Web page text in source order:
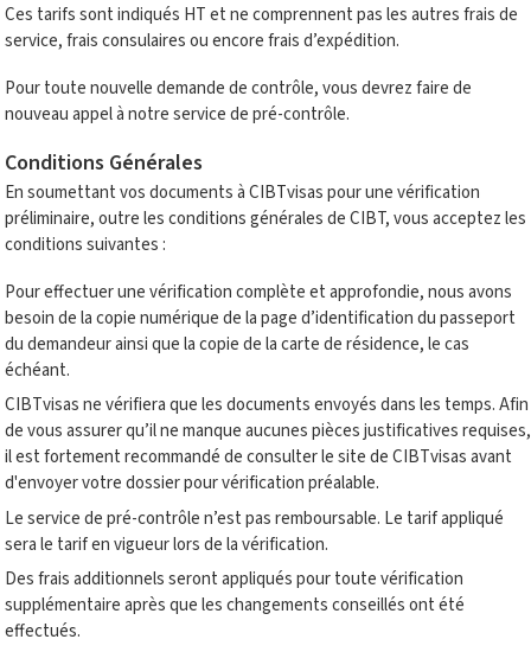
Ces tarifs sont indiqués HT et ne comprennent pas les autres frais de
service, frais consulaires ou encore frais d’expédition.
Pour toute nouvelle demande de contrôle, vous devrez faire de
nouveau appel à notre service de pré-contrôle.
Conditions Générales
En soumettant vos documents à CIBTvisas pour une vérification
préliminaire, outre les conditions générales de CIBT, vous acceptez les
conditions suivantes :
Pour effectuer une vérification complète et approfondie, nous avons
besoin de la copie numérique de la page d’identification du passeport
du demandeur ainsi que la copie de la carte de résidence, le cas
échéant.
CIBTvisas ne vérifiera que les documents envoyés dans les temps. Afin
de vous assurer qu’il ne manque aucunes pièces justificatives requises,
il est fortement recommandé de consulter le site de CIBTvisas avant
d'envoyer votre dossier pour vérification préalable.
Le service de pré-contrôle n’est pas remboursable. Le tarif appliqué
sera le tarif en vigueur lors de la vérification.
Des frais additionnels seront appliqués pour toute vérification
supplémentaire après que les changements conseillés ont été
effectués.